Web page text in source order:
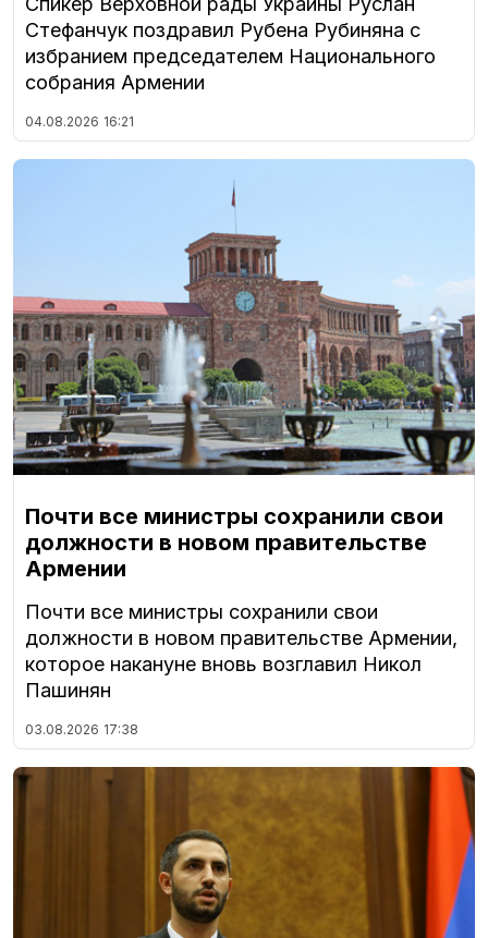
Стефанчук поздравил Рубена Рубиняна с
избранием председателем Национального
собрания Армении
04.08.2026 16:21
Почти все министры сохранили свои
должности в новом правительстве
Армении
Почти все министры сохранили свои
должности в новом правительстве Армении,
которое накануне вновь возглавил Никол
Пашинян
03.08.2026 17:38